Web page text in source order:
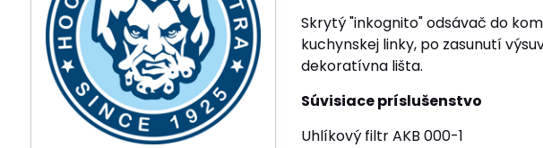
Skrytý "inkognito" odsávač do
kuchynskej linky, po zasunutí
dekoratívna lišta.
Súvisiace príslušenstvo
Uhlíkový filtr AKB 000-1